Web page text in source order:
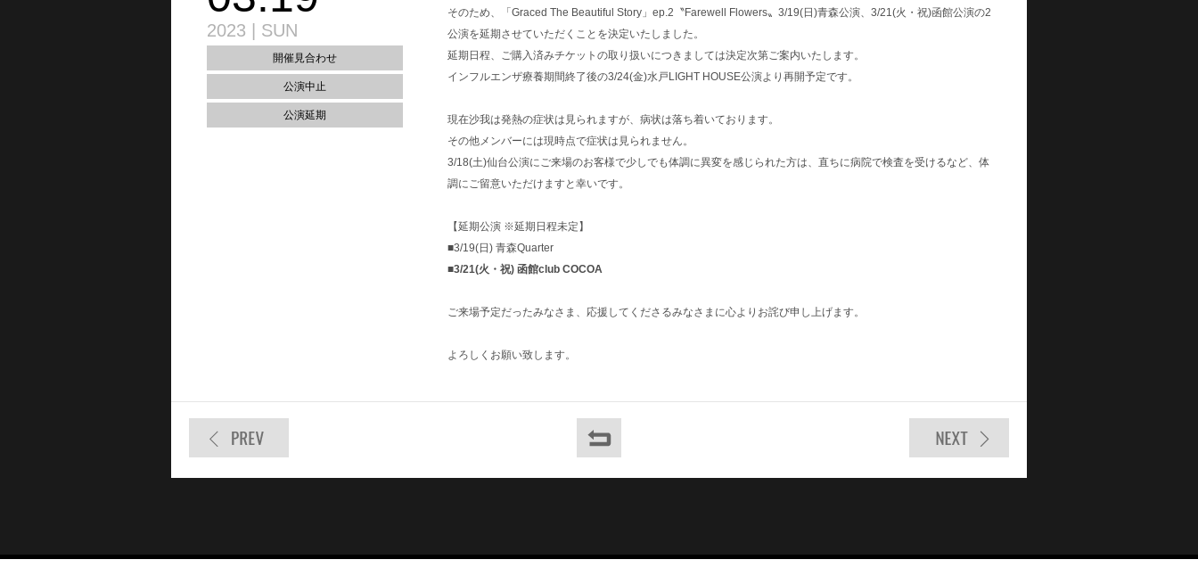
2023 | SUN
開催見合わせ
公演中止
公演延期
そのため、「Graced The Beautiful Story」ep.2〝Farewell Flowers〟3/19(日)青森公演、3/21(火・祝)函館公演の2
公演を延期させていただくことを決定いたしました。
延期日程、ご購入済みチケットの取り扱いにつきましては決定次第ご案内いたします。
インフルエンザ療養期間終了後の3/24(金)水戸LIGHT HOUSE公演より再開予定です。
現在沙我は発熱の症状は見られますが、病状は落ち着いております。
その他メンバーには現時点で症状は見られません。
3/18(土)仙台公演にご来場のお客様で少しでも体調に異変を感じられた方は、直ちに病院で検査を受けるなど、体
調にご留意いただけますと幸いです。
【延期公演 ※延期日程未定】
■3/19(日) 青森Quarter
■3/21(火・祝) 函館club COCOA
ご来場予定だったみなさま、応援してくださるみなさまに心よりお詫び申し上げます。
よろしくお願い致します。